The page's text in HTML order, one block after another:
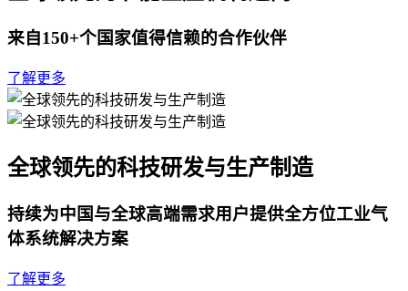
来自150+个国家值得信赖的合作伙伴
了解更多
全球领先的科技研发与生产制造
持续为中国与全球高端需求用户提供全方位工业气
体系统解决方案
了解更多